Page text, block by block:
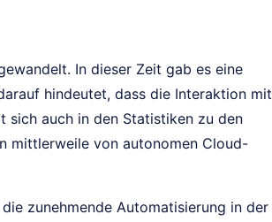
In dieser Zeit gab es eine
hindeutet, dass die Interaktion mit
sich auch in den Statistiken zu den
mittlerweile von autonomen Cloud-
zunehmende Automatisierung in der